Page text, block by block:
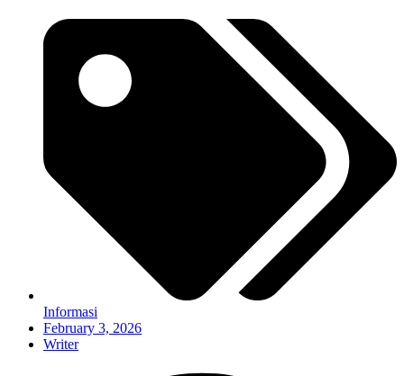
Informasi
February 3, 2026
Writer